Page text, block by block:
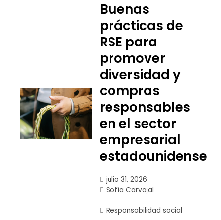
Buenas
prácticas de
RSE para
promover
diversidad y
compras
responsables
en el sector
empresarial
estadounidense
julio 31, 2026
Sofía Carvajal
Responsabilidad social